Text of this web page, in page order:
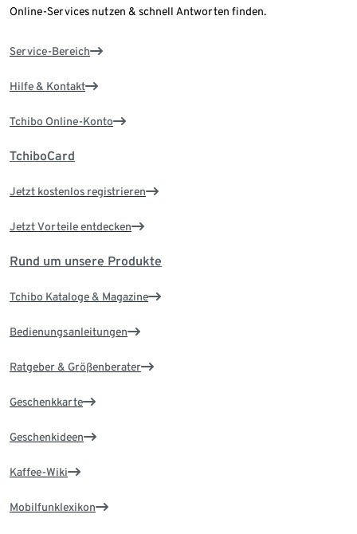
Online-Services nutzen & schnell Antworten finden.
Service-Bereich
Hilfe & Kontakt
Tchibo Online-Konto
TchiboCard
Jetzt kostenlos registrieren
Jetzt Vorteile entdecken
Rund um unsere Produkte
Tchibo Kataloge & Magazine
Bedienungsanleitungen
Ratgeber & Größenberater
Geschenkkarte
Geschenkideen
Kaffee-Wiki
Mobilfunklexikon